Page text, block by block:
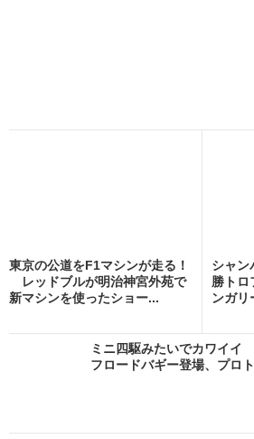
東京の公道をF1マシンが走る！
レッドブルが明治神宮外苑で
新マシンを使ったショー...
シャン
勝ト
ンガリ
ミニ四駆みたいでカワイイ
フロードバギー登場、プロ